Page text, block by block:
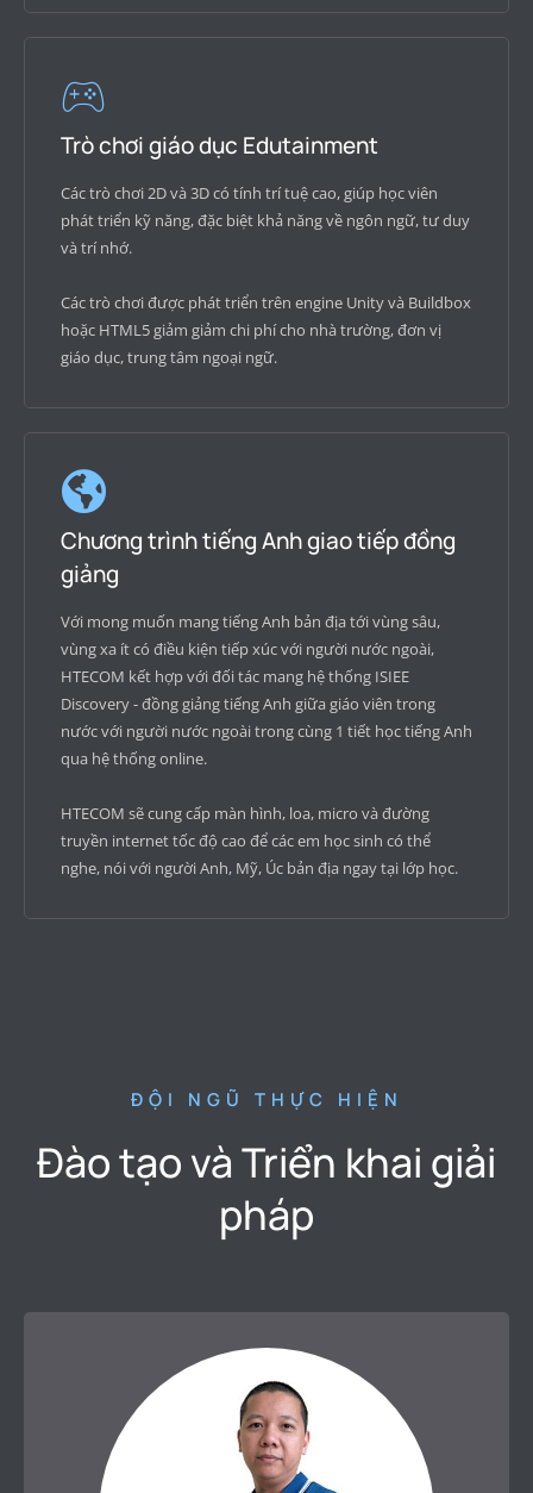
Trò chơi giáo dục Edutainment
Các trò chơi 2D và 3D có tính trí tuệ cao, giúp học viên
phát triển kỹ năng, đặc biệt khả năng về ngôn ngữ, tư duy
và trí nhớ.
Các trò chơi được phát triển trên engine Unity và Buildbox
hoặc HTML5 giảm giảm chi phí cho nhà trường, đơn vị
giáo dục, trung tâm ngoại ngữ.
Chương trình tiếng Anh giao tiếp đồng
giảng
Với mong muốn mang tiếng Anh bản địa tới vùng sâu,
vùng xa ít có điều kiện tiếp xúc với người nước ngoài,
HTECOM kết hợp với đối tác mang hệ thống ISIEE
Discovery - đồng giảng tiếng Anh giữa giáo viên trong
nước với người nước ngoài trong cùng 1 tiết học tiếng Anh
qua hệ thống online.
HTECOM sẽ cung cấp màn hình, loa, micro và đường
truyền internet tốc độ cao để các em học sinh có thể
nghe, nói với người Anh, Mỹ, Úc bản địa ngay tại lớp học.
ĐỘI NGŨ THỰC HIỆN
Đào tạo và Triển khai giải
pháp